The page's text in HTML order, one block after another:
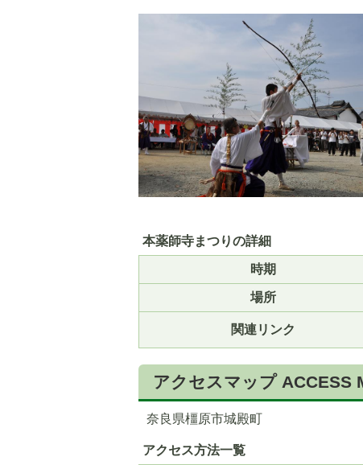
本薬師寺まつりの詳細
時期
場所
関連リンク
アクセスマップ ACCESS
奈良県橿原市城殿町
アクセス方法一覧